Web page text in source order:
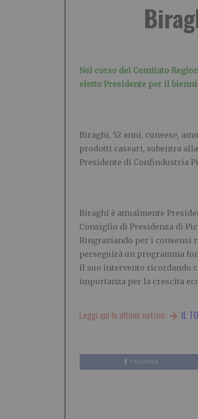
Nel corso del Comitato
eletto Presidente per il
Biraghi, 52 anni, cuneese,
prodotti caseari, subentra
Presidente di Confindustria
Biraghi è attualmente
Consiglio di Presidenza di
Ringraziando per i consensi
perseguirà un programma
il suo intervento ricordando
importanza per la crescita
Leggi qui le ultime notizie: IL
FACEBOOK